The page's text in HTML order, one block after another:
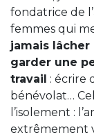
fondatrice de
femmes qui
jamais
garder une
travail : écrire
bénévolat…
l’isolement :
extrêmement